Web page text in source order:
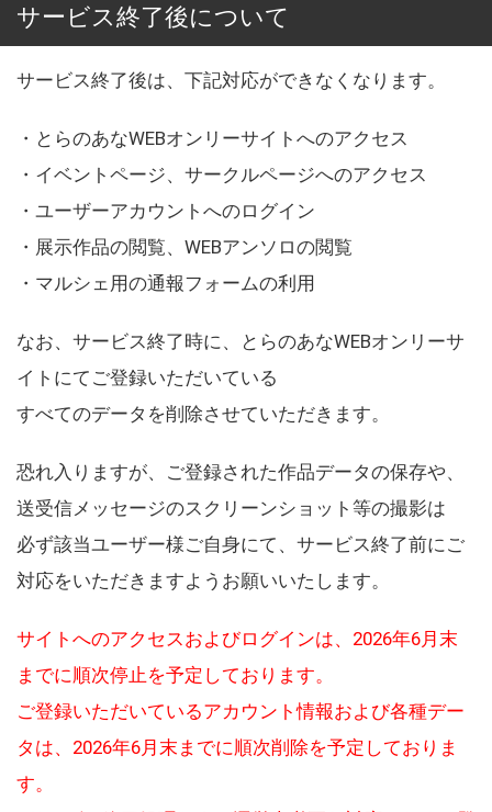
サービス終了後について
サービス終了後は、下記対応ができなくなります。
・とらのあなWEBオンリーサイトへのアクセス
・イベントページ、サークルページへのアクセス
・ユーザーアカウントへのログイン
・展示作品の閲覧、WEBアンソロの閲覧
・マルシェ用の通報フォームの利用
なお、サービス終了時に、とらのあなWEBオンリーサ
イトにてご登録いただいている
すべてのデータを削除させていただきます。
恐れ入りますが、ご登録された作品データの保存や、
送受信メッセージのスクリーンショット等の撮影は
必ず該当ユーザー様ご自身にて、サービス終了前にご
対応をいただきますようお願いいたします。
サイトへのアクセスおよびログインは、2026年6月末
までに順次停止を予定しております。
ご登録いただいているアカウント情報および各種デー
タは、2026年6月末までに順次削除を予定しておりま
す。